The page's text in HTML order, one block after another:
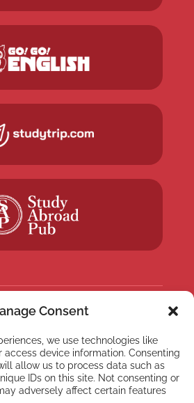
Consent
we use technologies like
device information. Consenting
allow us to process data such as
IDs on this site. Not consenting or
adversely affect certain features
vous à notre